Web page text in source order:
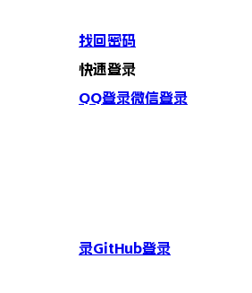
找回密码
快速登录
QQ登录微信登录
录GitHub登录